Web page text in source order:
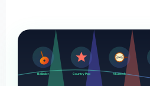
Ballader Country Pop Akustisk